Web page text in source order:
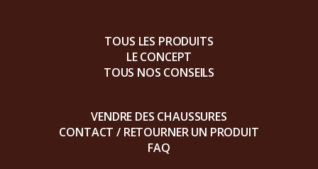
TOUS LES PRODUITS
LE CONCEPT
TOUS NOS CONSEILS
VENDRE DES CHAUSSURES
CONTACT / RETOURNER UN PRODUIT
FAQ